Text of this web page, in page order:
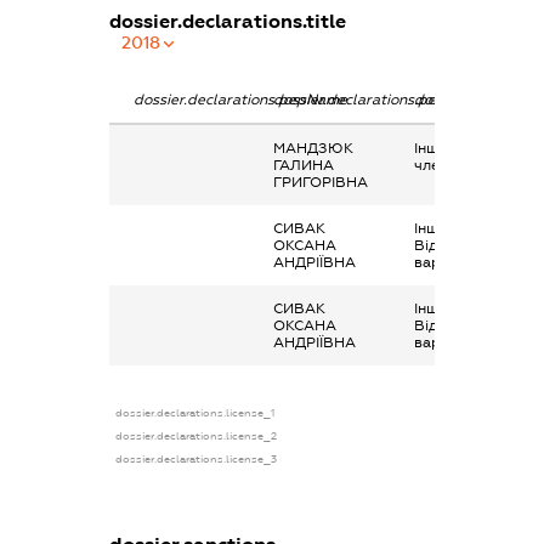
dossier.declarations.title
2018
dossier.declarations.pepNamedossier.declarations.personName
МАНДЗЮК
ГАЛИНА
ГРИГОРІВНА
Інше, Виплати для
членів спілки
СИВАК
ОКСАНА
АНДРІЇВНА
Інше,
Відшкодування
вартості квитка
СИВАК
ОКСАНА
АНДРІЇВНА
Інше,
Відшкодування
вартості квитка
dossier.declarations.license_1
dossier.declarations.license_2
dossier.declarations.license_3